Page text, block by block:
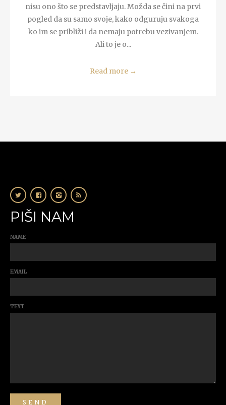
nisu ono što se predstavljaju. Možda se čini na prvi
pogled da su samo svoje, kako odguruju svakoga
ko im se približi i da nemaju potrebu vezivanjem.
Ali to je o...
Read more →
PIŠI NAM
NAME
EMAIL
TEXT